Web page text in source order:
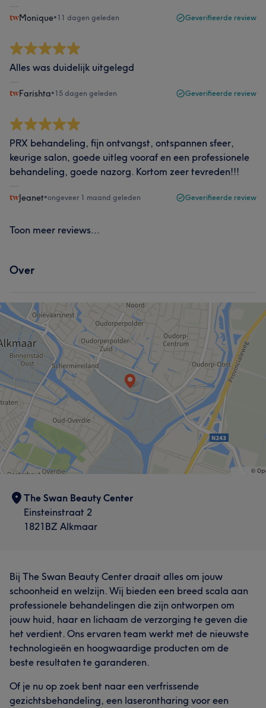
Monique•11 dagen geleden Geverifieerde review
Alles was duidelijk uitgelegd
Farishta•15 dagen geleden Geverifieerde review
PRX behandeling, fijn ontvangst, ontspannen sfeer,
keurige salon, goede uitleg vooraf en een professionele
behandeling, goede nazorg. Kortom zeer tevreden!!!
Jeanet•ongeveer 1 maand geleden Geverifieerde review
Toon meer reviews...
Over
The Swan Beauty Center
Einsteinstraat 2
1821BZ Alkmaar
Bij The Swan Beauty Center draait alles om jouw
schoonheid en welzijn. Wij bieden een breed scala aan
professionele behandelingen die zijn ontworpen om
jouw huid, haar en lichaam de verzorging te geven die
het verdient. Ons ervaren team werkt met de nieuwste
technologieën en hoogwaardige producten om de
beste resultaten te garanderen.
Of je nu op zoek bent naar een verfrissende
gezichtsbehandeling, een laserontharing voor een